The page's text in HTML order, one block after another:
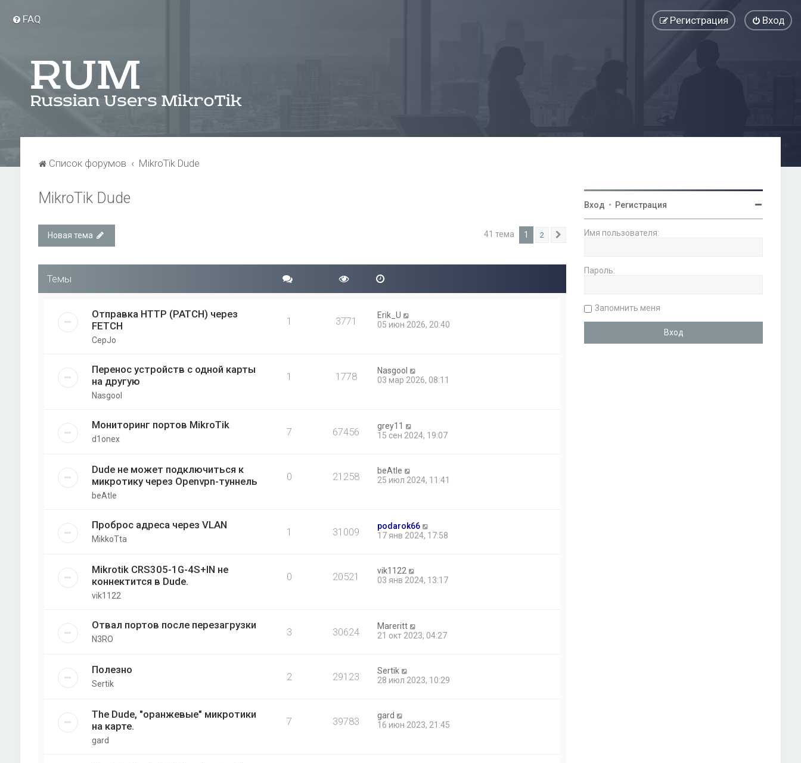
FAQ Вход
Регистрация
Список форумов MikroTik Dude
MikroTik Dude
Новая тема 41 тема 1 2 След.
Темы
Отправка HTTP (PATCH) через
FETCH
CepJo
1 3771
Erik_U
05 июн 2026, 20:40
Перенос устройств с одной карты
на другую
Nasgool
1 1778
Nasgool
03 мар 2026, 08:11
Мониторинг портов MikroTik
d1onex
7 67456
grey11
15 сен 2024, 19:07
Dude не может подключиться к
микротику через Openvpn-туннель
beAtle
0 21258
beAtle
25 июл 2024, 11:41
Проброс адреса через VLAN
MikkoTta
1 31009
podarok66
17 янв 2024, 17:58
Mikrotik CRS305-1G-4S+IN не
коннектится в Dude.
vik1122
0 20521
vik1122
03 янв 2024, 13:17
Отвал портов после перезагрузки
N3RO
3 30624
Mareritt
21 окт 2023, 04:27
Полезно
Sertik
2 29123
Sertik
28 июл 2023, 10:29
The Dude, "оранжевые" микротики
на карте.
gard
7 39783
gard
16 июн 2023, 21:45
Вход • Регистрация
Имя пользователя:
Пароль:
Запомнить меня